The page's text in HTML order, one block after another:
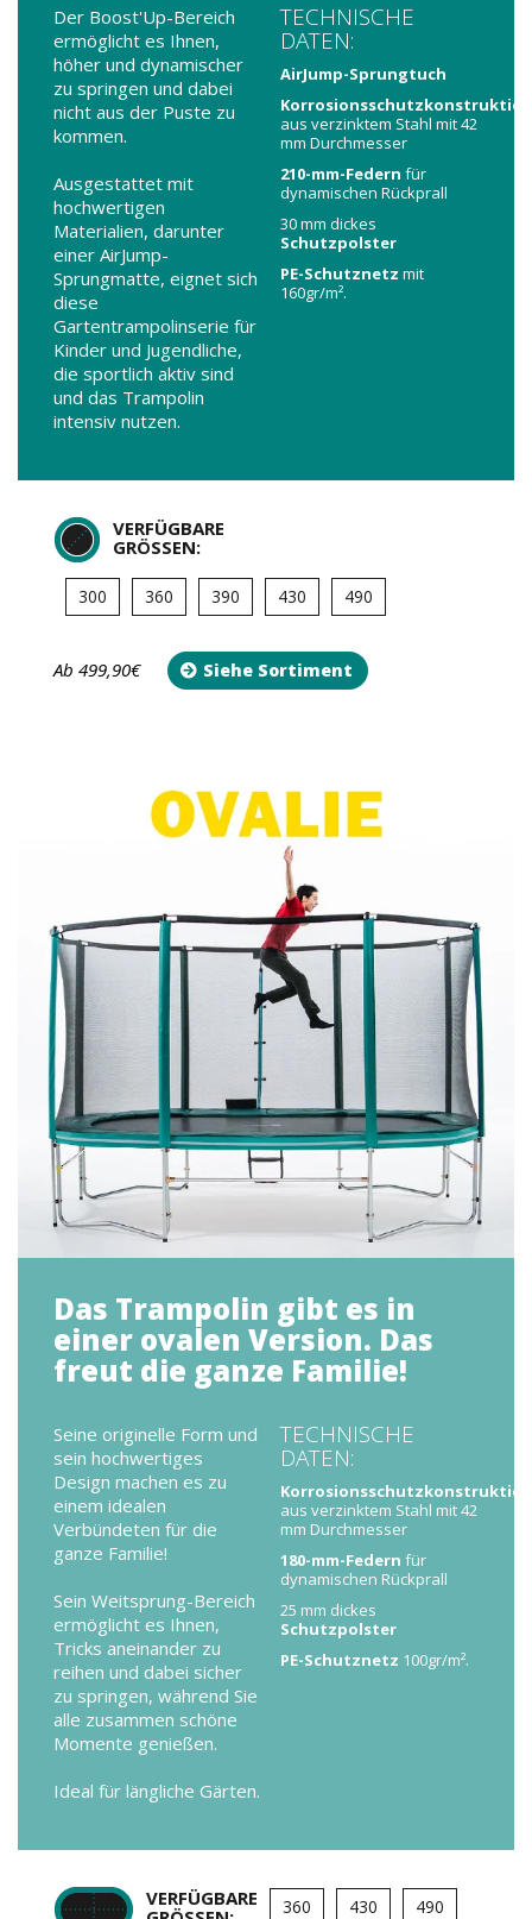
Der Boost'Up-Bereich
ermöglicht es Ihnen,
höher und dynamischer
zu springen und dabei
nicht aus der Puste zu
kommen.
Ausgestattet mit
hochwertigen
Materialien, darunter
einer AirJump-
Sprungmatte, eignet sich
diese
Gartentrampolinserie für
Kinder und Jugendliche,
die sportlich aktiv sind
und das Trampolin
intensiv nutzen.
TECHNISCHE
DATEN:
AirJump-Sprungtuch
aus verzinktem Stahl mit 42
mm Durchmesser
210-mm-Federn für
dynamischen Rückprall
30 mm dickes
Schutzpolster
PE-Schutznetz mit
160gr/m².
VERFÜGBARE
GRÖSSEN:
300 360 390 430 490
Ab 499,90€ Siehe Sortiment
Das Trampolin gibt es in
einer ovalen Version. Das
freut die ganze Familie!
Seine originelle Form und
sein hochwertiges
Design machen es zu
einem idealen
Verbündeten für die
ganze Familie!
Sein Weitsprung-Bereich
ermöglicht es Ihnen,
Tricks aneinander zu
reihen und dabei sicher
zu springen, während Sie
alle zusammen schöne
Momente genießen.
Ideal für längliche Gärten.
TECHNISCHE
DATEN:
aus verzinktem Stahl mit 42
mm Durchmesser
180-mm-Federnfür
dynamischen Rückprall
25 mm dickes
Schutzpolster
PE-Schutznetz 100gr/m².
VERFÜGBARE
360 430 490